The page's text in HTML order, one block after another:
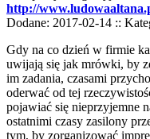
http://
Dodane: 2017-02-14 ::
Gdy na co dzień w firmie
uwijają się jak mrówki, by
im zadania, czasami
oderwać od tej
pojawiać się nieprzyjemne
ostatnimi czasy zasilony
tym, by zorganizować